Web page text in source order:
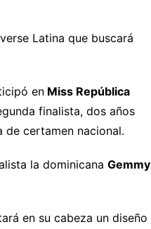
Latina que buscará
en Miss República
finalista, dos años
de certamen nacional.
la dominicana Gemmy
en su cabeza un diseño